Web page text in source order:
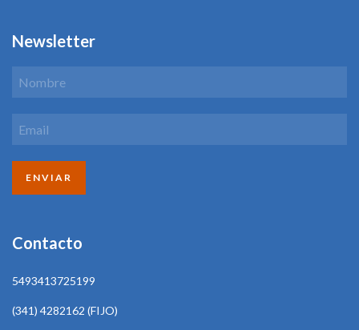
Newsletter
Contacto
5493413725199
(341) 4282162 (FIJO)